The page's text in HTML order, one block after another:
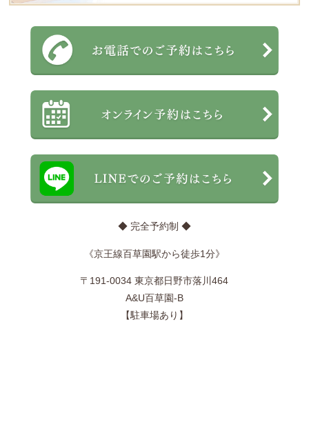
◆ 完全予約制 ◆
《京王線百草園駅から徒歩1分》
〒191-0034 東京都日野市落川464
A&U百草園-B
【駐車場あり】